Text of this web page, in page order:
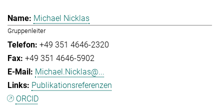
Michael Nicklas
Gruppenleiter
+49 351 4646-2320
+49 351 4646-5902
Michael.Nicklas@...
Publikationsreferenzen
ORCID